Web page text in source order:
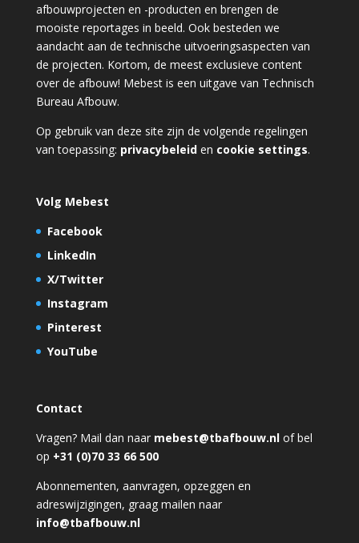
afbouwprojecten en -producten en brengen de
mooiste reportages in beeld. Ook besteden we
aandacht aan de technische uitvoeringsaspecten van
de projecten. Kortom, de meest exclusieve content
over de afbouw! Mebest is een uitgave van Technisch
Bureau Afbouw.
Op gebruik van deze site zijn de volgende regelingen
van toepassing: privacybeleiden cookie settings.
Volg Mebest
Facebook
LinkedIn
X/Twitter
Instagram
Pinterest
YouTube
Contact
Vragen? Mail dan naar mebest@tbafbouw.nl of bel
op +31 (0)70 33 66 500
Abonnementen, aanvragen, opzeggen en
adreswijzigingen, graag mailen naar
info@tbafbouw.nl